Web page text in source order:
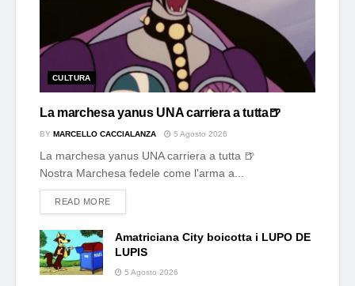
CULTURA
La marchesa yanus UNA carriera a tutta🍺
BY MARCELLO CACCIALANZA 5 Agosto 2026
La marchesa yanus UNA carriera a tutta 🍺
Nostra Marchesa fedele come l'arma a...
READ MOREDETAILS
Amatriciana City boicotta i LUPO DE
LUPIS
5 Agosto 2026